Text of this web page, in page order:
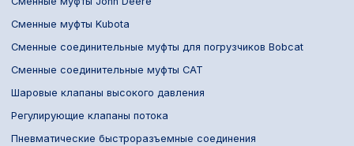
Сменные муфты Kubota
Сменные соединительные муфты для погрузчиков Bobcat
Сменные соединительные муфты CAT
Шаровые клапаны высокого давления
Регулирующие клапаны потока
Пневматические быстроразъемные соединения